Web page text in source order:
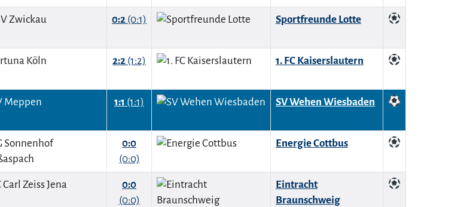
0:2 (0:1) Sportfreunde Lotte
2:2 (1:2) 1. FC Kaiserslautern
1:1 (1:1) SV Wehen Wiesbaden
0:0
(0:0)
Energie Cottbus
0:0
(0:0)
Eintracht
Braunschweig